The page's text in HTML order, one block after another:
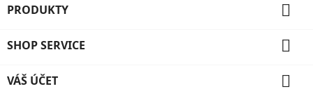
PRODUKTY 
SHOP SERVICE 
VÁŠ ÚČET 